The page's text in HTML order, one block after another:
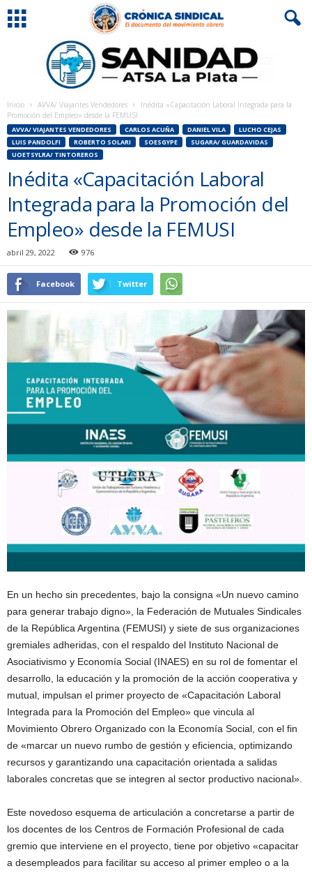
Inicio AVVA/ Viajantes Vendedores
Inédita «Capacitación Laboral Integrada para la
Promoción del Empleo» desde la FEMUSI
AVVA/ VIAJANTES VENDEDORES CARLOS ACUÑA DANIEL VILA
LUCHO CEJAS
LUIS PANDOLFI
ROBERTO SOLARI SOESGYPE
SUGARA/ GUARDAVIDAS
UOETSYLRA/ TINTOREROS
Inédita «Capacitación Laboral
Integrada para la Promoción del
Empleo» desde la FEMUSI
abril 29, 2022 976
Facebook Twitter
En un hecho sin precedentes, bajo la consigna «Un nuevo camino
para generar trabajo digno», la Federación de Mutuales Sindicales
de la República Argentina (FEMUSI) y siete de sus organizaciones
gremiales adheridas, con el respaldo del Instituto Nacional de
Asociativismo y Economía Social (INAES) en su rol de fomentar el
desarrollo, la educación y la promoción de la acción cooperativa y
mutual, impulsan el primer proyecto de «Capacitación Laboral
Integrada para la Promoción del Empleo» que vincula al
Movimiento Obrero Organizado con la Economía Social, con el fin
de «marcar un nuevo rumbo de gestión y eficiencia, optimizando
recursos y garantizando una capacitación orientada a salidas
laborales concretas que se integren al sector productivo nacional».
Este novedoso esquema de articulación a concretarse a partir de
los docentes de los Centros de Formación Profesional de cada
gremio que interviene en el proyecto, tiene por objetivo «capacitar
a desempleados para facilitar su acceso al primer empleo o a la